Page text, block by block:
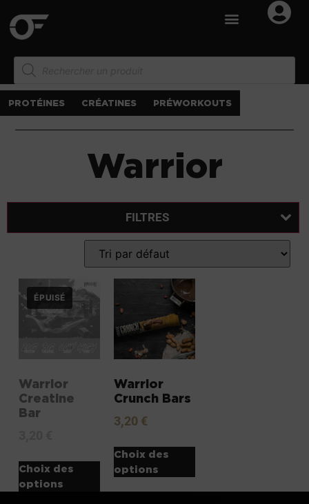
PROTÉINES CRÉATINES PRÉWORKOUTS
Warrior
FILTRES
Warrior
Creatine
Bar
Choix des
options
Warrior
Crunch Bars
3,20 €
Choix des
options